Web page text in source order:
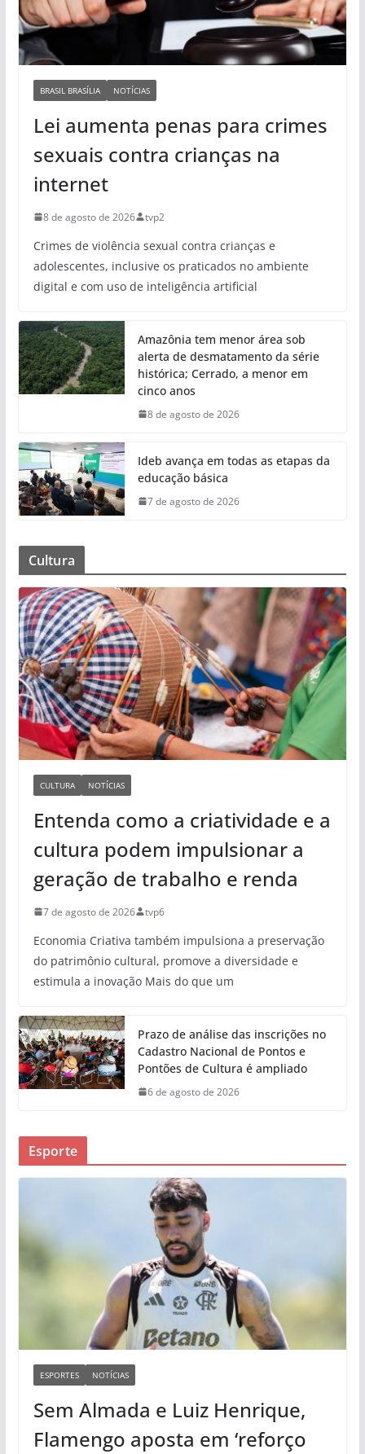
BRASIL BRASÍLIA NOTÍCIAS
Lei aumenta penas para crimes
sexuais contra crianças na
internet
8 de agosto de 2026 tvp2
Crimes de violência sexual contra crianças e
adolescentes, inclusive os praticados no ambiente
digital e com uso de inteligência artificial
Amazônia tem menor área sob
alerta de desmatamento da série
histórica; Cerrado, a menor em
cinco anos
8 de agosto de 2026
Ideb avança em todas as etapas da
educação básica
7 de agosto de 2026
Cultura
CULTURA NOTÍCIAS
Entenda como a criatividade e a
cultura podem impulsionar a
geração de trabalho e renda
7 de agosto de 2026 tvp6
Economia Criativa também impulsiona a preservação
do patrimônio cultural, promove a diversidade e
estimula a inovação Mais do que um
Prazo de análise das inscrições no
Cadastro Nacional de Pontos e
Pontões de Cultura é ampliado
6 de agosto de 2026
Esporte
ESPORTES NOTÍCIAS
Sem Almada e Luiz Henrique,
Flamengo aposta em ‘reforço